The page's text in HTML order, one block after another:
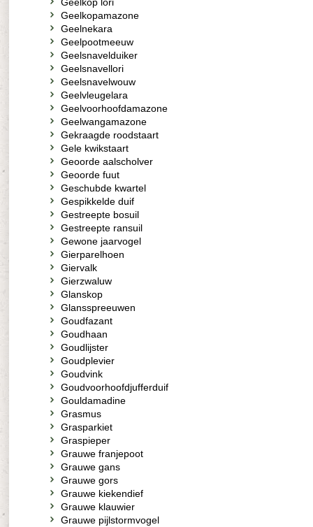
Geelkopamazone
Geelnekara
Geelpootmeeuw
Geelsnavelduiker
Geelsnavellori
Geelsnavelwouw
Geelvleugelara
Geelvoorhoofdamazone
Geelwangamazone
Gekraagde roodstaart
Gele kwikstaart
Geoorde aalscholver
Geoorde fuut
Geschubde kwartel
Gespikkelde duif
Gestreepte bosuil
Gestreepte ransuil
Gewone jaarvogel
Gierparelhoen
Giervalk
Gierzwaluw
Glanskop
Glansspreeuwen
Goudfazant
Goudhaan
Goudlijster
Goudplevier
Goudvink
Goudvoorhoofdjufferduif
Gouldamadine
Grasmus
Grasparkiet
Graspieper
Grauwe franjepoot
Grauwe gans
Grauwe gors
Grauwe kiekendief
Grauwe klauwier
Grauwe pijlstormvogel